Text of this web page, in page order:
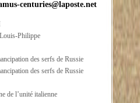
Philippe
des serfs de Russie
des serfs de Russie
de l’unité italienne
centuries@laposte.net